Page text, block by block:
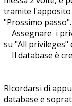
tramite l'apposito
"Prossimo passo".
Assegnare i
su "All privileges"
Il database è
RIcordarsi di
database e